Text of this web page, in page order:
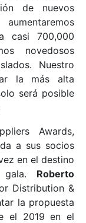
de nuevos
casi 700,000
novedosos
Nuestro
la más alta
será posible
Awards,
a sus socios
en el destino
gala. Roberto
Distribution &
la propuesta
el 2019 en el